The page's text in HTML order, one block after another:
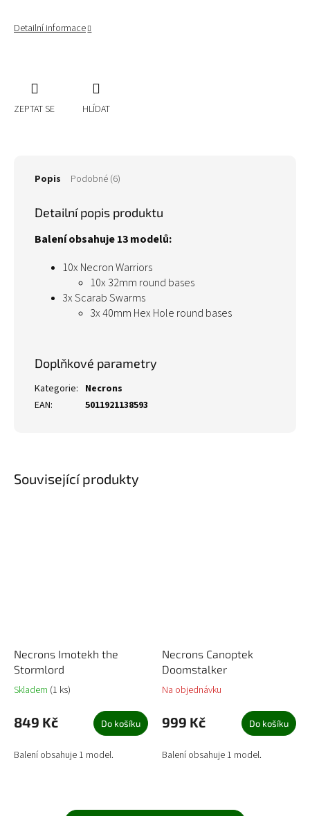
Detailní informace
ZEPTAT SE HLÍDAT
Související produkty
Necrons Imotekh the
Stormlord
Skladem (1 ks)
849 Kč Do košíku
Balení obsahuje 1 model.
Necrons Canoptek
Doomstalker
Na objednávku
999 Kč Do košíku
Balení obsahuje 1 model.
Popis Podobné (6)
Detailní popis produktu
Balení obsahuje 13 modelů:
10x Necron Warriors
10x 32mm round bases
3x Scarab Swarms
3x 40mm Hex Hole round bases
Doplňkové parametry
Kategorie: Necrons
EAN: 5011921138593